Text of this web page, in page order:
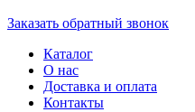
Заказать обратный звонок
Каталог
О нас
Доставка и оплата
Контакты